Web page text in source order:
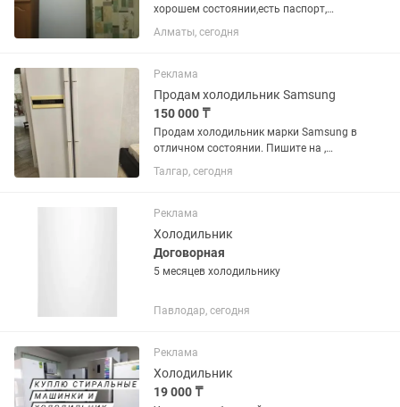
хорошем состоянии,есть паспорт,
ширина 60см,высота чуть более двух
метров,покупали 27 сентября 2023
передвигался
Алматы, сегодня
Реклама
Продам холодильник Samsung
150 000 ₸
Продам холодильник марки Samsung в
отличном состоянии. Пишите на ,
отправлю видеообзор.
Талгар, сегодня
Реклама
Холодильник
Договорная
5 месяцев холодильнику
Павлодар, сегодня
Реклама
Холодильник
19 000 ₸